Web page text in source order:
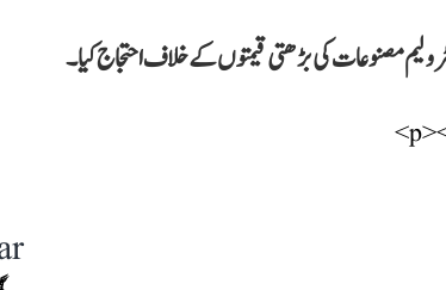
مصنوعات کی بڑھتی قیمتوں کے خلاف احتجاج کیا۔